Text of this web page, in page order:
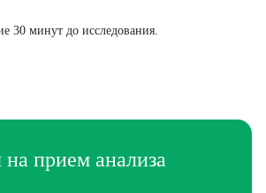
30 минут до исследования.
на прием анализа